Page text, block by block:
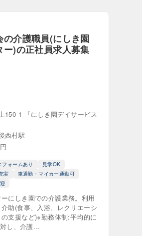
介護職員(にしき園
)の正社員求人募集
150-1 『にしき園デイサービス
西村駅
ォームあり
見学OK
実
車通勤・マイカー通勤可
にしき園での介護業務。利用
助(食事、入浴、レクリエーシ
支援など)※勤務体制:平均的に
し、介護...